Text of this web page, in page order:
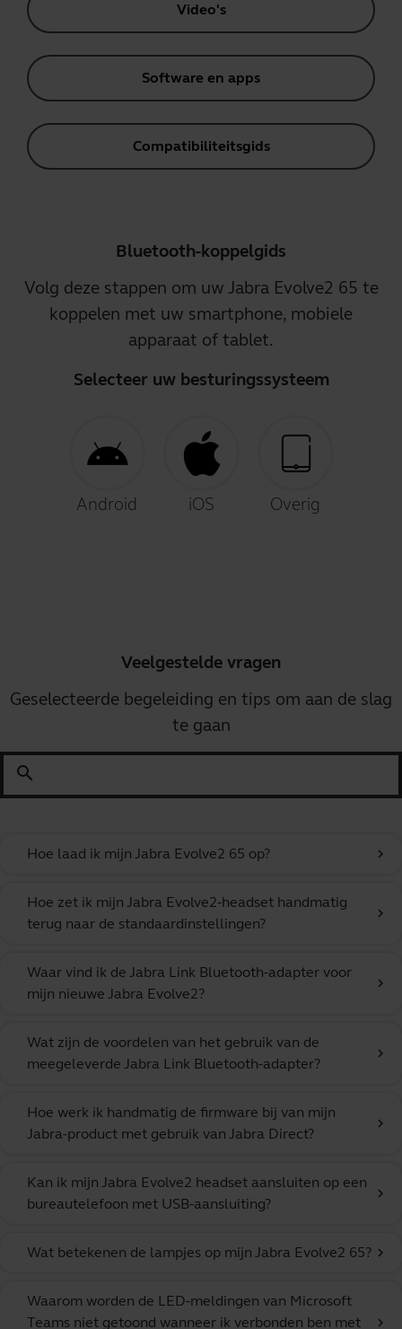
Video's
Software en apps
Compatibiliteitsgids
Bluetooth-koppelgids
Volg deze stappen om uw Jabra Evolve2 65 te
koppelen met uw smartphone, mobiele
apparaat of tablet.
Selecteer uw besturingssysteem
Android iOS Overig
Veelgestelde vragen
Geselecteerde begeleiding en tips om aan de slag
te gaan
search
Hoe laad ik mijn Jabra Evolve2 65 op? chevron_right
Hoe zet ik mijn Jabra Evolve2-headset handmatig
terug naar de standaardinstellingen?
chevron_right
Waar vind ik de Jabra Link Bluetooth-adapter voor
mijn nieuwe Jabra Evolve2?
chevron_right
Wat zijn de voordelen van het gebruik van de
meegeleverde Jabra Link Bluetooth-adapter?
chevron_right
Hoe werk ik handmatig de firmware bij van mijn
Jabra-product met gebruik van Jabra Direct?
chevron_right
Kan ik mijn Jabra Evolve2 headset aansluiten op een
bureautelefoon met USB-aansluiting?
chevron_right
Wat betekenen de lampjes op mijn Jabra Evolve2 65? chevron_right
Waarom worden de LED-meldingen van Microsoft
Teams niet getoond wanneer ik verbonden ben met
chevron_right